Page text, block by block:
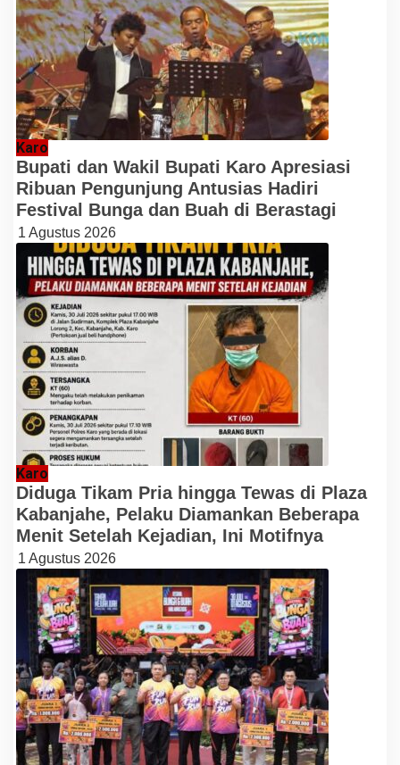
Karo
Bupati dan Wakil Bupati Karo Apresiasi
Ribuan Pengunjung Antusias Hadiri
Festival Bunga dan Buah di Berastagi
1 Agustus 2026
Karo
Diduga Tikam Pria hingga Tewas di Plaza
Kabanjahe, Pelaku Diamankan Beberapa
Menit Setelah Kejadian, Ini Motifnya
1 Agustus 2026